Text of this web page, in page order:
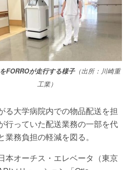
FORROが走行する様子（出所：川崎重
工業）
る大学病院内での物品配送を担
行っていた配送業務の一部を代
務負担の軽減を図る。
本オーチス・エレベータ（東京